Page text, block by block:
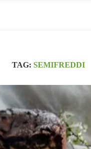
TAG: SEMIFREDDI